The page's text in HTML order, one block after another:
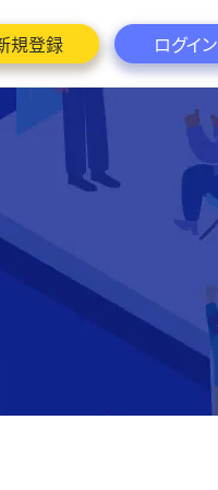
規登録 ログイン